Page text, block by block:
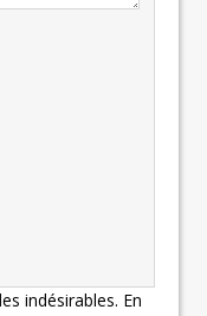
indésirables. En